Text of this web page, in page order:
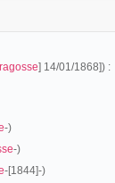
] 14/01/1868]) :
-)
-)
-[1844]-)